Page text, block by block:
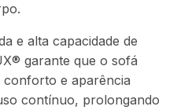
e alta capacidade de
garante que o sofá
e aparência
contínuo, prolongando